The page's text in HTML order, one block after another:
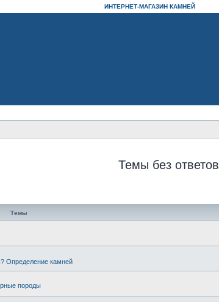
ИНТЕРНЕТ-МАГАЗИН КАМНЕЙ
Темы без ответов
Темы
Определение камней
породы